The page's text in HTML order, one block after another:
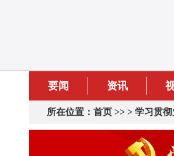
要闻 资讯
所在位置： 首页 >> > 学习贯